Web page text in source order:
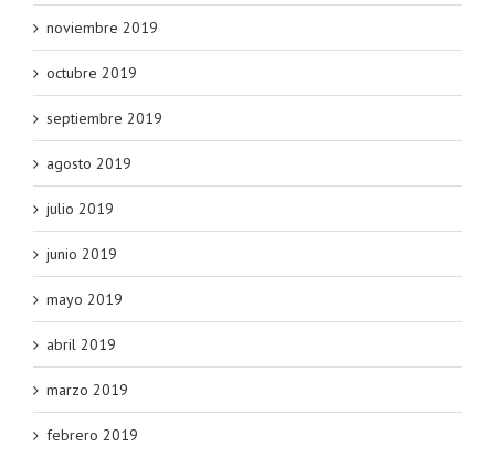
noviembre 2019
octubre 2019
septiembre 2019
agosto 2019
julio 2019
junio 2019
mayo 2019
abril 2019
marzo 2019
febrero 2019